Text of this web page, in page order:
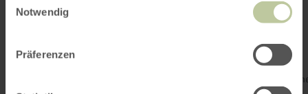
Notwendig
Präferenzen
RADFAHREN
Via Belgica - Exkurs Aldenhoven
Der ca. 20 Kilometer umfassende Exkurs in Form einer
Rundschleife führt uns in die Gemeinde Aldenhoven, deren
Siedlungsgeschichte über 6000 Jahre zurückreicht und
zahlreiche "Wehrhafte Wahrzeichen" besitzt.